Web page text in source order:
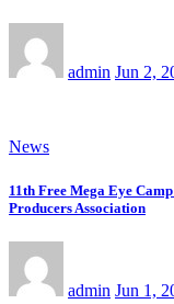
admin Jun 2,
News
11th Free Mega Eye
Producers Association
admin Jun 1,